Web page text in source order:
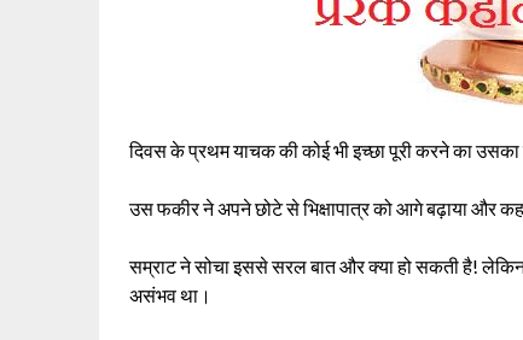
दिवस के प्रथम याचक की कोई भी इच्छा पूरी करने का उसका
उस फकीर ने अपने छोटे से भिक्षापात्र को आगे बढ़ाया और
सम्राट ने सोचा इससे सरल बात और क्या हो सकती है! लेकिन
असंभव था।